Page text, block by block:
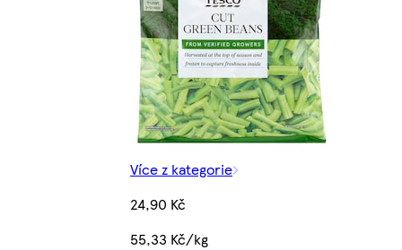
Více z kategorie
24,90 Kč
55,33 Kč/kg